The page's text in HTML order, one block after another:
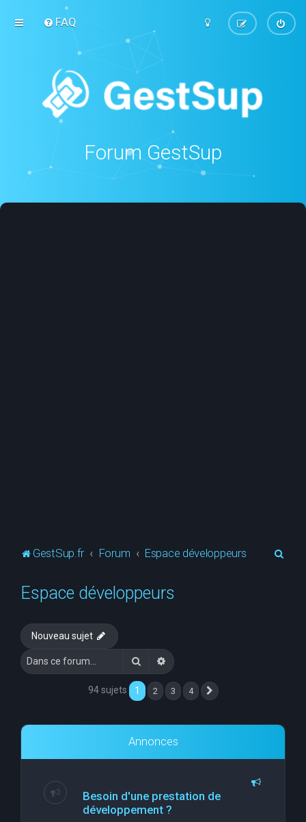
FAQ
Forum GestSup
GestSup.fr Forum Espace développeurs
Espace développeurs
Nouveau sujet
RechercherRecherche avancée
94 sujets 1 2 3 4
Annonces
Besoin d'une prestation de
développement ?